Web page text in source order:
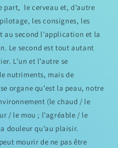
part, le cerveau et, d’autre
les consignes, les
au second l’application et la
Le second est tout autant
L’un et l’autre se
nutriments, mais de
organe qu’est la peau, notre
(le chaud / le
/ le mou ; l’agréable / le
douleur qu’au plaisir.
mourir de ne pas être